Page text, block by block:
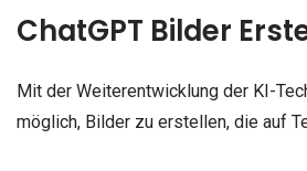
ChatGPT Bilder
Mit der Weiterentwicklung der KI-
möglich, Bilder zu erstellen, die auf